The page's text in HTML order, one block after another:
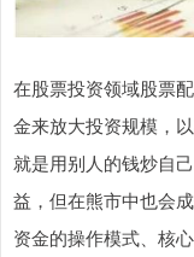
在股票投资领域股票
金来放大投资规模，
就是用别人的钱炒自
益，但在熊市中也会
资金的操作模式、核